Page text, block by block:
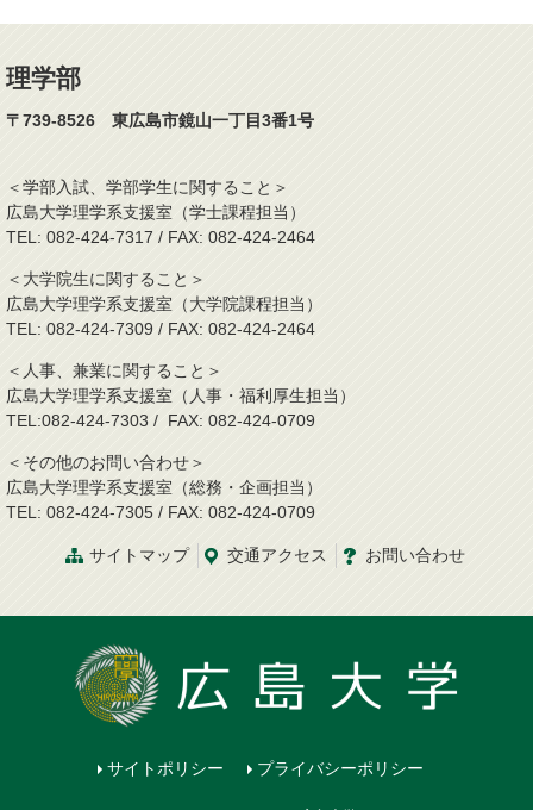
理学部
〒739-8526 東広島市鏡山一丁目3番1号
＜学部入試、学部学生に関すること＞
広島大学理学系支援室（学士課程担当）
TEL: 082-424-7317 / FAX: 082-424-2464
＜大学院生に関すること＞
広島大学理学系支援室（大学院課程担当）
TEL: 082-424-7309 / FAX: 082-424-2464
＜人事、兼業に関すること＞
広島大学理学系支援室（人事・福利厚生担当）
TEL:082-424-7303 / FAX: 082-424-0709
＜その他のお問い合わせ＞
広島大学理学系支援室（総務・企画担当）
TEL: 082-424-7305 / FAX: 082-424-0709
サイトマップ 交通アクセス お問い合わせ
サイトポリシー プライバシーポリシー